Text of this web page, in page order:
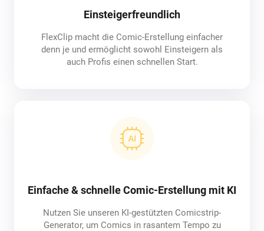
Einsteigerfreundlich
FlexClip macht die Comic-Erstellung einfacher
denn je und ermöglicht sowohl Einsteigern als
auch Profis einen schnellen Start.
Einfache & schnelle Comic-Erstellung mit KI
Nutzen Sie unseren KI-gestützten Comicstrip-
Generator, um Comics in rasantem Tempo zu